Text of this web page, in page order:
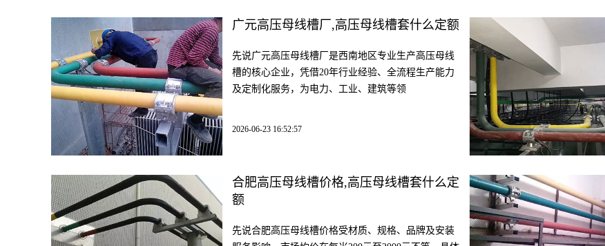
广元高压母线槽厂,高压母线槽套什么定额
先说广元高压母线槽厂是西南地区专业生产高压母线
槽的核心企业，凭借20年行业经验、全流程生产能力
及定制化服务，为电力、工业、建筑等领
2026-06-23 16:52:57
合肥高压母线槽价格,高压母线槽套什么定
额
先说合肥高压母线槽价格受材质、规格、品牌及安装